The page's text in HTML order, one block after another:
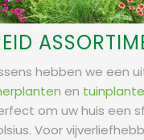
hebben we een
en
om uw huis een
Voor